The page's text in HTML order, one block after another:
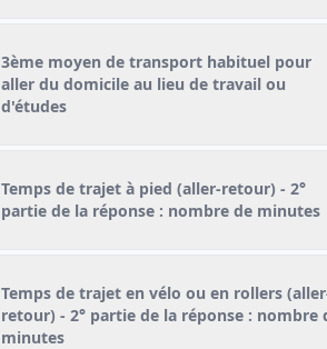
3ème moyen de transport habituel pour
aller du domicile au lieu de travail ou
d'études
Temps de trajet à pied (aller-retour) - 2°
partie de la réponse : nombre de minutes
Temps de trajet en vélo ou en rollers
retour) - 2° partie de la réponse : nombre de
minutes